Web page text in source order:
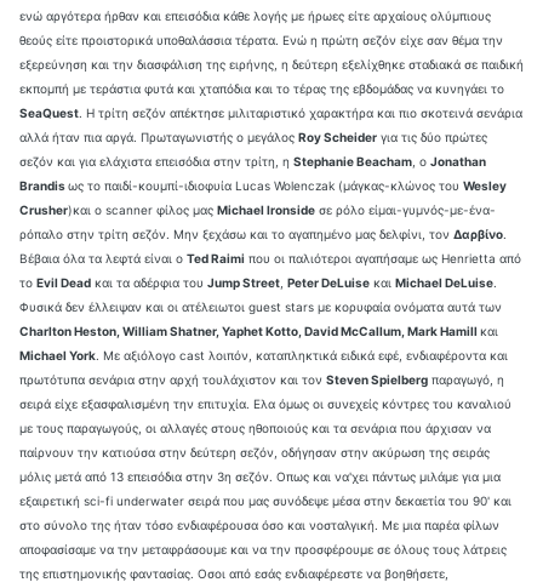
ενώ αργότερα ήρθαν και επεισόδια κάθε λογής με ήρωες είτε αρχαίους ολύμπιους
θεούς είτε προιστορικά υποθαλάσσια τέρατα. Ενώ η πρώτη σεζόν είχε σαν θέμα την
εξερεύνηση και την διασφάλιση της ειρήνης, η δεύτερη εξελίχθηκε σταδιακά σε παιδική
εκπομπή με τεράστια φυτά και χταπόδια και το τέρας της εβδομάδας να κυνηγάει το
SeaQuest . H τρίτη σεζόν απέκτησε μιλιταριστικό χαρακτήρα και πιο σκοτεινά σενάρια
αλλά ήταν πια αργά. Πρωταγωνιστής ο μεγάλος Roy Scheider για τις δύο πρώτες
σεζόν και για ελάχιστα επεισόδια στην τρίτη, η Stephanie Beacham , ο Jonathan
Brandisως το παιδί-κουμπί-ιδιοφυία Lucas Wolenczak (μάγκας-κλώνος του Wesley
Crusher)και ο scanner φίλος μας Michael Ironside σε ρόλο είμαι-γυμνός-με-ένα-
ρόπαλο στην τρίτη σεζόν. Μην ξεχάσω και το αγαπημένο μας δελφίνι, τον Δαρβίνο
Βέβαια όλα τα λεφτά είναι ο Ted Raimi που oι παλιότεροι αγαπήσαμε ως Henrietta από
το Evil Dead και τα αδέρφια του Jump Street Peter DeLuise και Michael DeLuise
Φυσικά δεν έλλειψαν και οι ατέλειωτοι guest stars με κορυφαία ονόματα αυτά των
Charlton Heston, William Shatner, Yaphet Kotto, David McCallum, Mark Hamill και
Michael York . Με αξιόλογο cast λοιπόν, καταπληκτικά ειδικά εφέ, ενδιαφέροντα και
πρωτότυπα σενάρια στην αρχή τουλάχιστον και τον Steven Spielberg παραγωγό, η
σειρά είχε εξασφαλισμένη την επιτυχία. Ελα όμως οι συνεχείς κόντρες του καναλιού
με τους παραγωγούς, οι αλλαγές στους ηθοποιούς και τα σενάρια που άρχισαν να
παίρνουν την κατιούσα στην δεύτερη σεζόν, οδήγησαν στην ακύρωση της σειράς
μόλις μετά από 13 επεισόδια στην 3η σεζόν. Oπως και να'χει πάντως μιλάμε για μια
εξαιρετική sci-fi underwater σειρά που μας συνόδεψε μέσα στην δεκαετία του 90' και
στο σύνολο της ήταν τόσο ενδιαφέρουσα όσο και νοσταλγική. Με μια παρέα φίλων
αποφασίσαμε να την μεταφράσουμε και να την προσφέρουμε σε όλους τους λάτρεις
της επιστημονικής φαντασίας. Οσοι από εσάς ενδιαφέρεστε να βοηθήσετε,